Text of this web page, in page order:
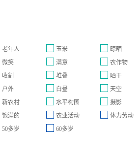
老年人 玉米 晾晒
微笑
满意 农作物
收割
堆叠 晒干
户外
白昼 天空
新农村
水平构图 摄影
饱满的
农业活动 体力劳动
50多岁
60多岁